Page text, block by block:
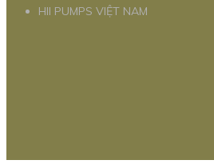
HII PUMPS VIỆT NAM